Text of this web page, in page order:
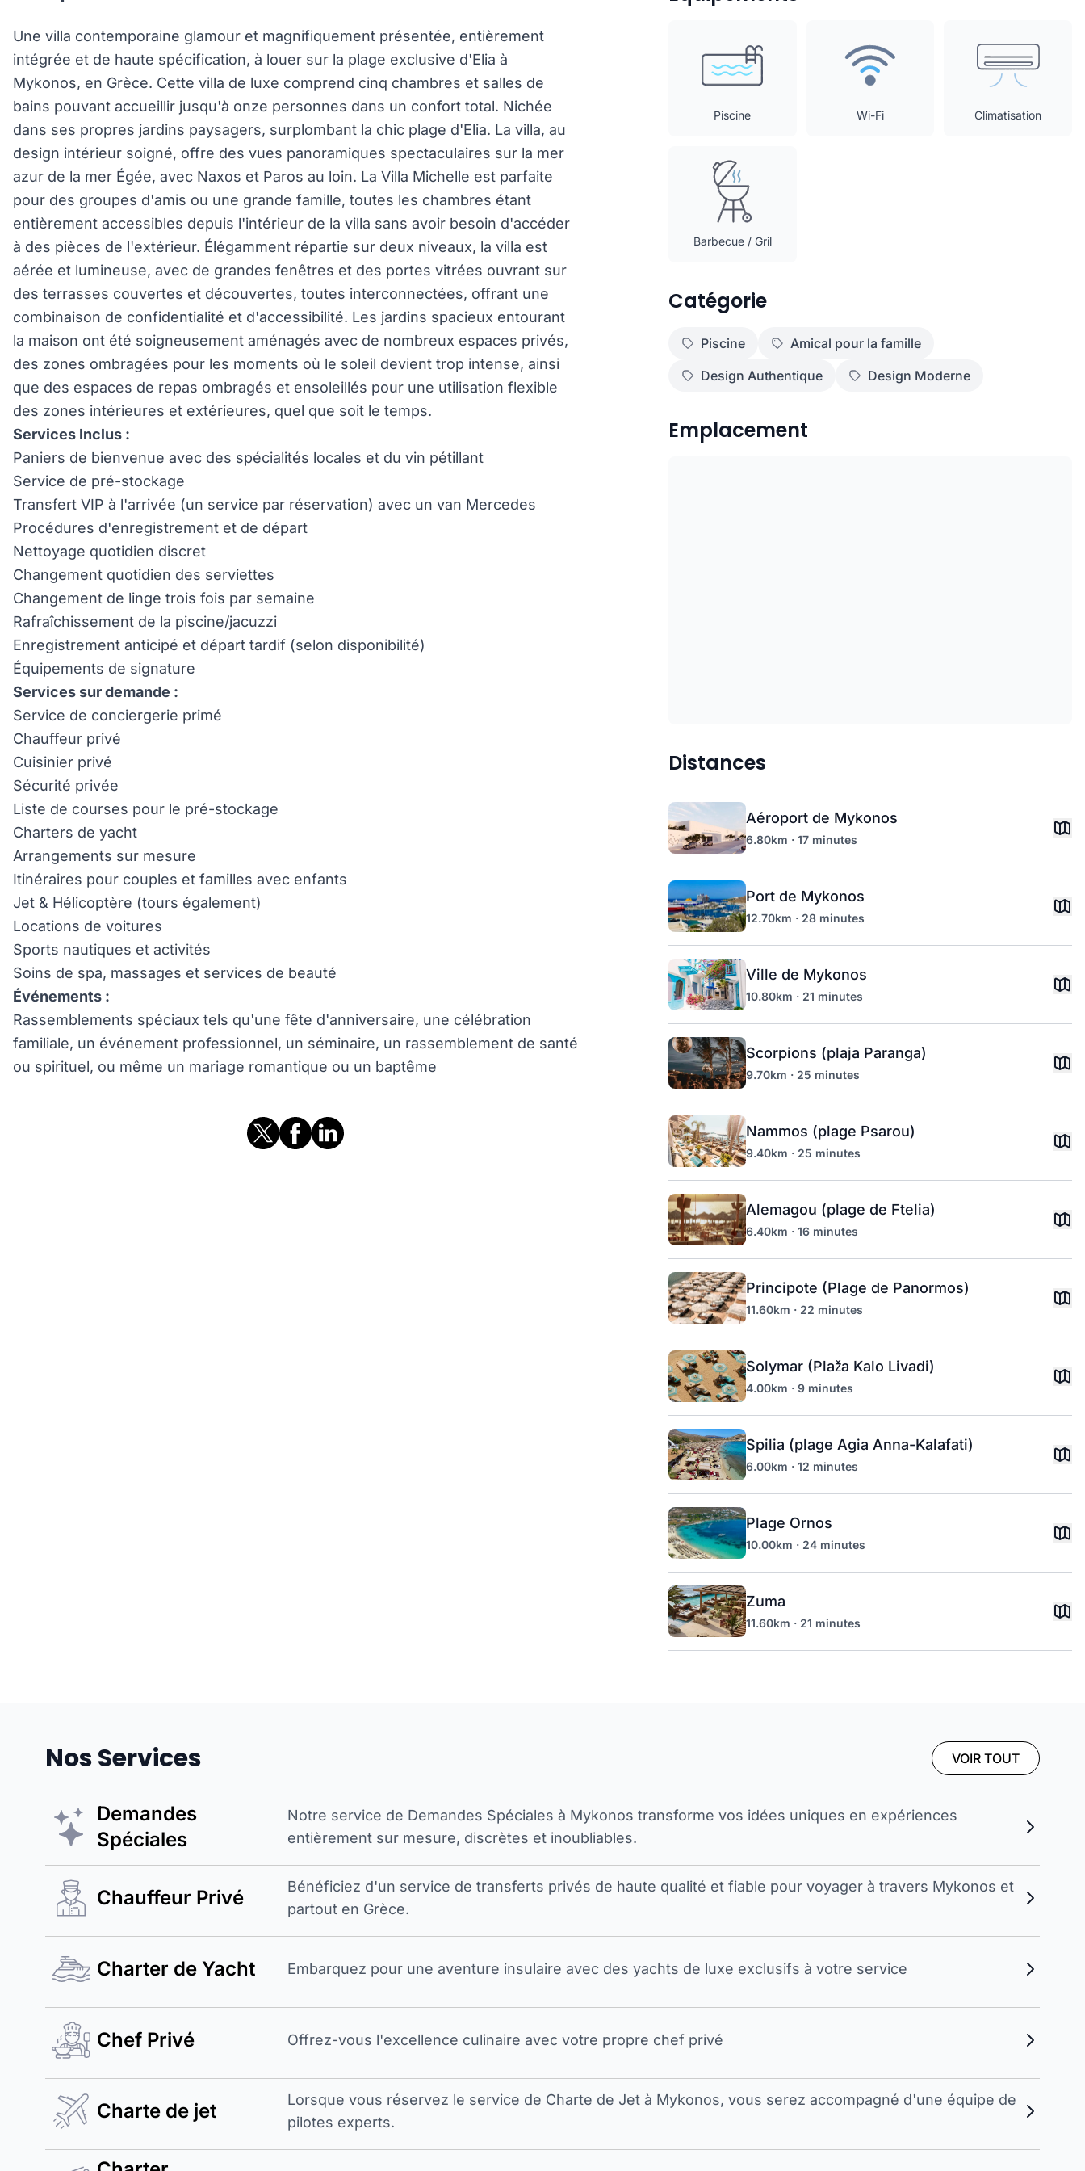
Une villa contemporaine glamour et magnifiquement présentée, entièrement
intégrée et de haute spécification, à louer sur la plage exclusive d'Elia à
Mykonos, en Grèce. Cette villa de luxe comprend cinq chambres et salles de
bains pouvant accueillir jusqu'à onze personnes dans un confort total. Nichée
dans ses propres jardins paysagers, surplombant la chic plage d'Elia. La villa, au
design intérieur soigné, offre des vues panoramiques spectaculaires sur la mer
azur de la mer Égée, avec Naxos et Paros au loin. La Villa Michelle est parfaite
pour des groupes d'amis ou une grande famille, toutes les chambres étant
entièrement accessibles depuis l'intérieur de la villa sans avoir besoin d'accéder
à des pièces de l'extérieur. Élégamment répartie sur deux niveaux, la villa est
aérée et lumineuse, avec de grandes fenêtres et des portes vitrées ouvrant sur
des terrasses couvertes et découvertes, toutes interconnectées, offrant une
combinaison de confidentialité et d'accessibilité. Les jardins spacieux entourant
la maison ont été soigneusement aménagés avec de nombreux espaces privés,
des zones ombragées pour les moments où le soleil devient trop intense, ainsi
que des espaces de repas ombragés et ensoleillés pour une utilisation flexible
des zones intérieures et extérieures, quel que soit le temps.
Services Inclus :
Paniers de bienvenue avec des spécialités locales et du vin pétillant
Service de pré-stockage
Transfert VIP à l'arrivée (un service par réservation) avec un van Mercedes
Procédures d'enregistrement et de départ
Nettoyage quotidien discret
Changement quotidien des serviettes
Changement de linge trois fois par semaine
Rafraîchissement de la piscine/jacuzzi
Enregistrement anticipé et départ tardif (selon disponibilité)
Équipements de signature
Services sur demande :
Service de conciergerie primé
Chauffeur privé
Cuisinier privé
Sécurité privée
Liste de courses pour le pré-stockage
Charters de yacht
Arrangements sur mesure
Itinéraires pour couples et familles avec enfants
Jet & Hélicoptère (tours également)
Locations de voitures
Sports nautiques et activités
Soins de spa, massages et services de beauté
Événements :
Rassemblements spéciaux tels qu'une fête d'anniversaire, une célébration
familiale, un événement professionnel, un séminaire, un rassemblement de santé
ou spirituel, ou même un mariage romantique ou un baptême
Piscine Wi-Fi Climatisation
Barbecue / Gril
Catégorie
Piscine
Amical pour la famille
Design Authentique
Design Moderne
Emplacement
Distances
Aéroport de Mykonos
6.80km · 17 minutes
Port de Mykonos
12.70km · 28 minutes
Ville de Mykonos
10.80km · 21 minutes
Scorpions (plaja Paranga)
9.70km · 25 minutes
Nammos (plage Psarou)
9.40km · 25 minutes
Alemagou (plage de Ftelia)
6.40km · 16 minutes
Principote (Plage de Panormos)
11.60km · 22 minutes
Solymar (Plaža Kalo Livadi)
4.00km · 9 minutes
Spilia (plage Agia Anna-Kalafati)
6.00km · 12 minutes
Plage Ornos
10.00km · 24 minutes
Zuma
11.60km · 21 minutes
Nos Services VOIR TOUT
Demandes
Spéciales
Notre service de Demandes Spéciales à Mykonos transforme vos idées uniques en expériences
entièrement sur mesure, discrètes et inoubliables.
Chauffeur Privé
Bénéficiez d'un service de transferts privés de haute qualité et fiable pour voyager à travers Mykonos et
partout en Grèce.
Charter de Yacht Embarquez pour une aventure insulaire avec des yachts de luxe exclusifs à votre service
Chef Privé Offrez-vous l'excellence culinaire avec votre propre chef privé
Charte de jet
Lorsque vous réservez le service de Charte de Jet à Mykonos, vous serez accompagné d'une équipe de
pilotes experts.